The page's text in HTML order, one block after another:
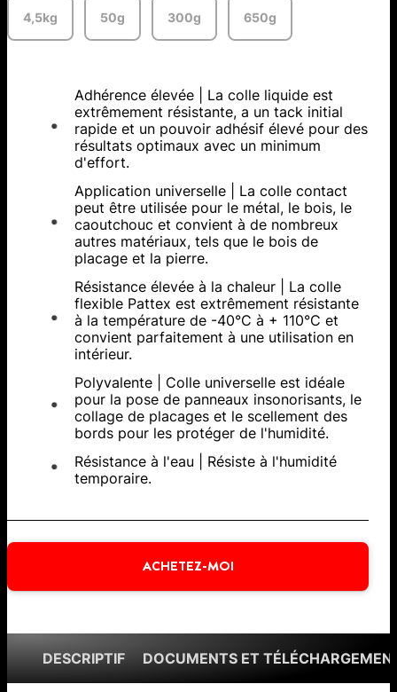
4,5kg 50g 300g 650g
Adhérence élevée | La colle liquide est
extrêmement résistante, a un tack initial
rapide et un pouvoir adhésif élevé pour des
résultats optimaux avec un minimum
d'effort.
Application universelle | La colle contact
peut être utilisée pour le métal, le bois, le
caoutchouc et convient à de nombreux
autres matériaux, tels que le bois de
placage et la pierre.
Résistance élevée à la chaleur | La colle
flexible Pattex est extrêmement résistante
à la température de -40°C à + 110°C et
convient parfaitement à une utilisation en
intérieur.
Polyvalente | Colle universelle est idéale
pour la pose de panneaux insonorisants, le
collage de placages et le scellement des
bords pour les protéger de l'humidité.
Résistance à l'eau | Résiste à l'humidité
temporaire.
ACHETEZ-MOI
DESCRIPTIF DOCUMENTS ET